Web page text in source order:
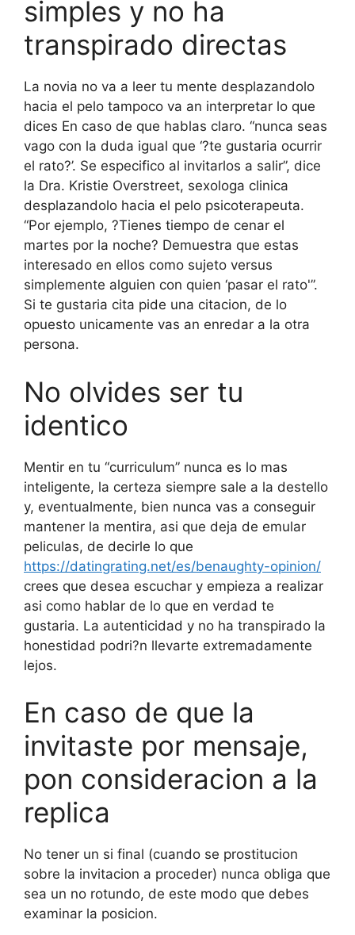
simples y no ha
transpirado directas
La novia no va a leer tu mente desplazandolo
hacia el pelo tampoco va an interpretar lo que
dices En caso de que hablas claro. “nunca seas
vago con la duda igual que ‘?te gustaria ocurrir
el rato?’. Se especifico al invitarlos a salir”, dice
la Dra. Kristie Overstreet, sexologa clinica
desplazandolo hacia el pelo psicoterapeuta.
“Por ejemplo, ?Tienes tiempo de cenar el
martes por la noche? Demuestra que estas
interesado en ellos como sujeto versus
simplemente alguien con quien ‘pasar el rato'”.
Si te gustaria cita pide una citacion, de lo
opuesto unicamente vas an enredar a la otra
persona.
No olvides ser tu
identico
Mentir en tu “curriculum” nunca es lo mas
inteligente, la certeza siempre sale a la destello
y, eventualmente, bien nunca vas a conseguir
mantener la mentira, asi que deja de emular
peliculas, de decirle lo que
https://datingrating.net/es/benaughty-opinion/
crees que desea escuchar y empieza a realizar
asi­ como hablar de lo que en verdad te
gustaria. La autenticidad y no ha transpirado la
honestidad podri?n llevarte extremadamente
lejos.
En caso de que la
invitaste por mensaje,
pon consideracion a la
replica
No tener un si final (cuando se prostitucion
sobre la invitacion a proceder) nunca obliga que
sea un no rotundo, de este modo que debes
examinar la posicion.